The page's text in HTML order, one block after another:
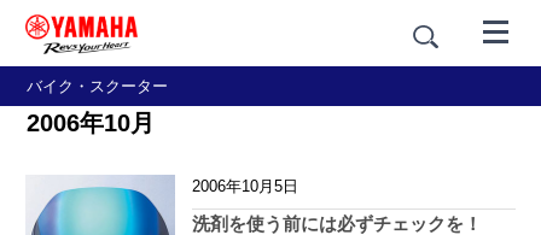
バイク・スクーター
2006年10月
2006年10月5日
洗剤を使う前には必ずチェックを！